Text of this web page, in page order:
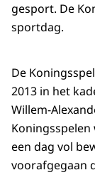
gesport. De
sportdag.
De
2013 in het
Willem-
een dag vol
voorafgegaan